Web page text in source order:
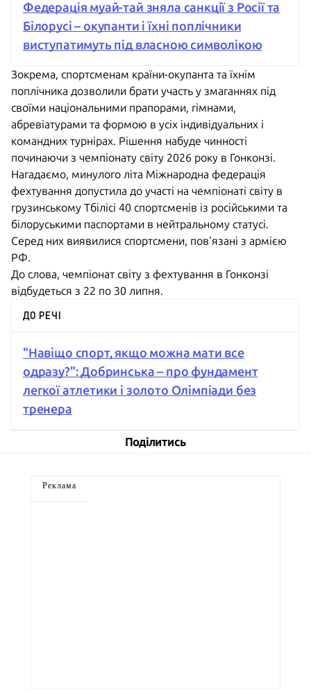
Федерація муай-тай зняла санкції з Росії та
Білорусі – окупанти і їхні поплічники
виступатимуть під власною символікою
Зокрема, спортсменам країни-окупанта та їхнім
поплічника дозволили брати участь у змаганнях під
своїми національними прапорами, гімнами,
абревіатурами та формою в усіх індивідуальних і
командних турнірах. Рішення набуде чинності
починаючи з чемпіонату світу 2026 року в Гонконзі.
Нагадаємо, минулого літа Міжнародна федерація
фехтування допустила до участі на чемпіонаті світу в
грузинському Тбілісі 40 спортсменів із російськими та
білоруськими паспортами в нейтральному статусі.
Серед них виявилися спортсмени, пов'язані з армією
РФ.
До слова, чемпіонат світу з фехтування в Гонконзі
відбудеться з 22 по 30 липня.
ДО РЕЧІ
"Навіщо спорт, якщо можна мати все
одразу?": Добринська – про фундамент
легкої атлетики і золото Олімпіади без
тренера
Поділитись
Реклама